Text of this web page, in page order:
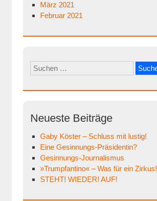
März 2021
Februar 2021
Suchen
nach:
Neueste Beiträge
Gaby Köster – Schluss mit lustig!
Eine Gesinnungs-Präsidentin?
Gesinnungs-Journalismus
»Trumpfantino« – Was für ein Zirkus!
STEHT! WIEDER! AUF!